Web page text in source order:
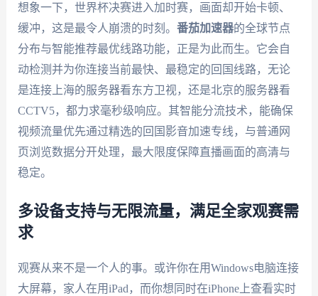
想象一下，世界杯决赛进入加时赛，画面却开始卡顿、
缓冲，这是最令人崩溃的时刻。 番茄加速器的全球节点
分布与智能推荐最优线路功能，正是为此而生。它会自
动检测并为你连接当前最快、最稳定的回国线路，无论
是连接上海的服务器看东方卫视，还是北京的服务器看
CCTV5，都力求毫秒级响应。其智能分流技术，能确保
视频流量优先通过精选的回国影音加速专线，与普通网
页浏览数据分开处理，最大限度保障直播画面的高清与
稳定。
多设备支持与无限流量，满足全家观赛需
求
观赛从来不是一个人的事。或许你在用Windows电脑连接
大屏幕，家人在用iPad，而你想同时在iPhone上查看实时